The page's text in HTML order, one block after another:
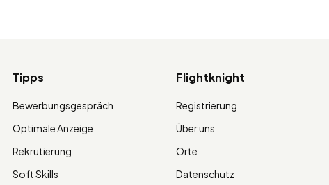
Tipps
Bewerbungsgespräch
Optimale Anzeige
Rekrutierung
Soft Skills
Flightknight
Registrierung
Über uns
Orte
Datenschutz